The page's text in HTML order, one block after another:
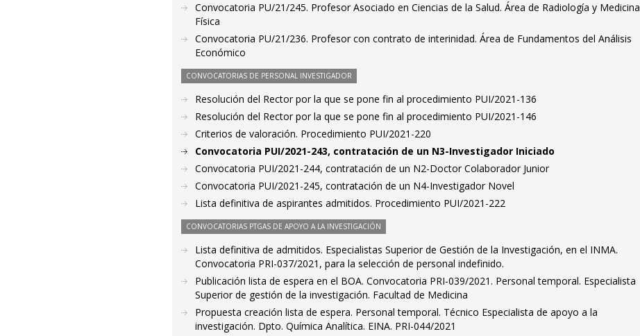
Convocatoria PU/21/245. Profesor Asociado en Ciencias de la Salud. Área de Radiología y Medicina
Física
Convocatoria PU/21/236. Profesor con contrato de interinidad. Área de Fundamentos del Análisis
Económico
CONVOCATORIAS DE PERSONAL INVESTIGADOR
Resolución del Rector por la que se pone fin al procedimiento PUI/2021-136
Resolución del Rector por la que se pone fin al procedimiento PUI/2021-146
Criterios de valoración. Procedimiento PUI/2021-220
Convocatoria PUI/2021-243, contratación de un N3-Investigador Iniciado
Convocatoria PUI/2021-244, contratación de un N2-Doctor Colaborador Junior
Convocatoria PUI/2021-245, contratación de un N4-Investigador Novel
Lista definitiva de aspirantes admitidos. Procedimiento PUI/2021-222
CONVOCATORIAS PTGAS DE APOYO A LA INVESTIGACIÓN
Lista definitiva de admitidos. Especialistas Superior de Gestión de la Investigación, en el INMA.
Convocatoria PRI-037/2021, para la selección de personal indefinido.
Publicación lista de espera en el BOA. Convocatoria PRI-039/2021. Personal temporal. Especialista
Superior de gestión de la investigación. Facultad de Medicina
Propuesta creación lista de espera. Personal temporal. Técnico Especialista de apoyo a la
investigación. Dpto. Química Analítica. EINA. PRI-044/2021